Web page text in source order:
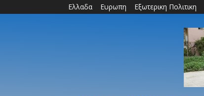
Ελλαδα Ευρωπη Εξωτερικη Πολιτικη